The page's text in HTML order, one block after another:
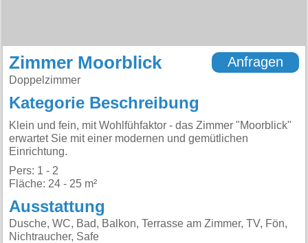
Zimmer Moorblick
Doppelzimmer
Anfragen
Kategorie Beschreibung
Klein und fein, mit Wohlfühfaktor - das Zimmer "Moorblick"
erwartet Sie mit einer modernen und gemütlichen
Einrichtung.
Pers: 1 - 2
Fläche: 24 - 25 m²
Ausstattung
Dusche, WC, Bad, Balkon, Terrasse am Zimmer, TV, Fön,
Nichtraucher, Safe